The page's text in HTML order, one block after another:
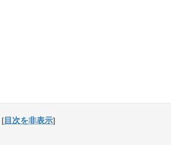
[目次を非表示]